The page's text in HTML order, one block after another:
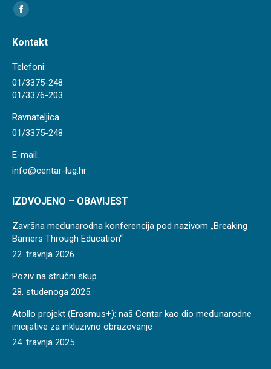
Find us on:
Facebook
opens
in
new
window
Kontakt
Telefoni:
01/3375-248
01/3376-203
Ravnateljica
01/3375-248
E-mail:
info@centar-lug.hr
IZDVOJENO – OBAVIJEST
Završna međunarodna konferencija pod nazivom „Breaking
Barriers Through Education“
22. travnja 2026.
Poziv na stručni skup
28. studenoga 2025.
Atollo projekt (Erasmus+): naš Centar kao dio međunarodne
inicijative za inkluzivno obrazovanje
24. travnja 2025.